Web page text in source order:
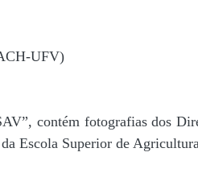
UFV)
contém fotografias dos
Escola Superior de